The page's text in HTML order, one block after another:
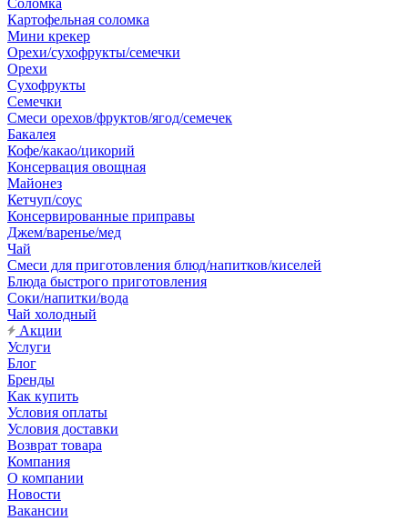
Соломка
Картофельная соломка
Мини крекер
Орехи/сухофрукты/семечки
Орехи
Сухофрукты
Семечки
Смеси орехов/фруктов/ягод/семечек
Бакалея
Кофе/какао/цикорий
Консервация овощная
Майонез
Кетчуп/соус
Консервированные приправы
Джем/варенье/мед
Чай
Смеси для приготовления блюд/напитков/киселей
Блюда быстрого приготовления
Соки/напитки/вода
Чай холодный
Акции
Услуги
Блог
Бренды
Как купить
Условия оплаты
Условия доставки
Возврат товара
Компания
О компании
Новости
Вакансии